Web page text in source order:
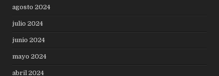
agosto 2024
julio 2024
junio 2024
mayo 2024
abril 2024